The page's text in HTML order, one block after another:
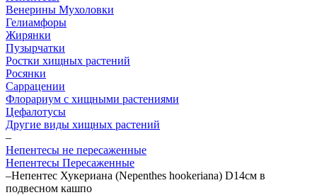
Венерины Мухоловки
Гелиамфоры
Жирянки
Пузырчатки
Ростки хищных растений
Росянки
Саррацении
Флорариум с хищными растениями
Цефалотусы
Другие виды хищных растений
–
Непентесы не пересаженные
Непентесы Пересаженные
–Непентес Хукериана (Nepenthes hookeriana) D14см в
подвесном кашпо